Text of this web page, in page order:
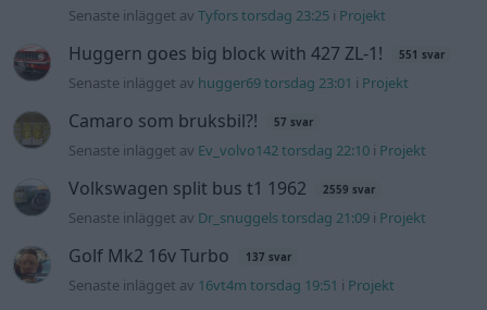
Senaste inlägget avTyfors torsdag 23:25 i Projekt
Huggern goes big block with 427 ZL-1! 551 svar
Senaste inlägget av hugger69 torsdag 23:01 i Projekt
Camaro som bruksbil?! 57 svar
Senaste inlägget av Ev_volvo142 torsdag 22:10 i Projekt
Volkswagen split bus t1 1962 2559 svar
Senaste inlägget av Dr_snuggels torsdag 21:09 i Projekt
Golf Mk2 16v Turbo 137 svar
Senaste inlägget av 16vt4m torsdag 19:51 i Projekt